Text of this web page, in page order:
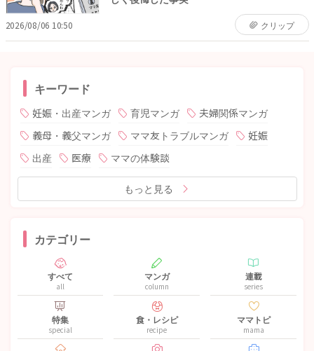
2026/08/06 10:50 クリップ
キーワード
妊娠・出産マンガ 育児マンガ
夫婦関係マンガ
義母・義父マンガ
ママ友トラブルマンガ
妊娠
出産
医療 ママの体験談
もっと見る
カテゴリー
すべて
all
マンガ
column
連載
series
特集
special
食・レシピ
recipe
ママトピ
mama